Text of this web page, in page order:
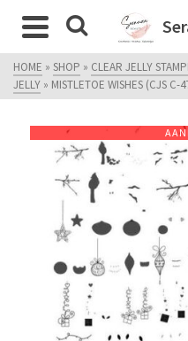
HOME » SHOP » CLEAR JELLY
JELLY » MISTLETOE WISHES (CJS C-